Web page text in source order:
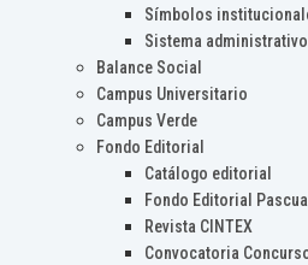
Símbolos
Sistema administrativo
Balance Social
Campus Universitario
Campus Verde
Fondo Editorial
Catálogo editorial
Fondo Editorial
Revista CINTEX
Convocatoria